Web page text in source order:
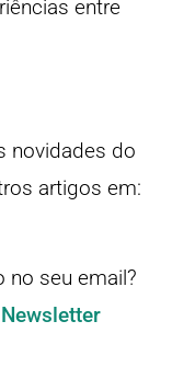
entre
novidades do
artigos em:
no seu email?
Newsletter